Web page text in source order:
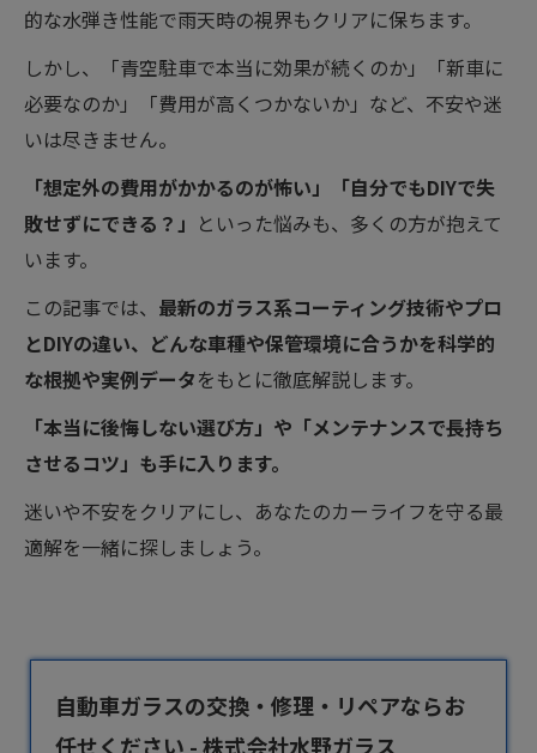
的な水弾き性能で雨天時の視界もクリアに保ちます。
しかし、「青空駐車で本当に効果が続くのか」「新車に
必要なのか」「費用が高くつかないか」など、不安や迷
いは尽きません。
「想定外の費用がかかるのが怖い」「自分でもDIYで失
敗せずにできる？」 といった悩みも、多くの方が抱えて
います。
この記事では、 最新のガラス系コーティング技術やプロ
とDIYの違い、どんな車種や保管環境に合うかを科学的
な根拠や実例データをもとに徹底解説します。
「本当に後悔しない選び方」や「メンテナンスで長持ち
させるコツ」も手に入ります。
迷いや不安をクリアにし、あなたのカーライフを守る最
適解を一緒に探しましょう。
自動車ガラスの交換・修理・リペアならお
任せください - 株式会社水野ガラス